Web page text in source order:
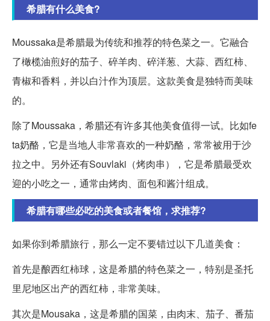
希腊有什么美食?
Moussaka是希腊最为传统和推荐的特色菜之一。它融合
了橄榄油煎好的茄子、碎羊肉、碎洋葱、大蒜、西红柿、
青椒和香料，并以白汁作为顶层。这款美食是独特而美味
的。
除了Moussaka，希腊还有许多其他美食值得一试。比如fe
ta奶酪，它是当地人非常喜欢的一种奶酪，常常被用于沙
拉之中。另外还有Souvlaki（烤肉串），它是希腊最受欢
迎的小吃之一，通常由烤肉、面包和酱汁组成。
希腊有哪些必吃的美食或者餐馆，求推荐?
如果你到希腊旅行，那么一定不要错过以下几道美食：
首先是酿西红柿球，这是希腊的特色菜之一，特别是圣托
里尼地区出产的西红柿，非常美味。
其次是Mousaka，这是希腊的国菜，由肉末、茄子、番茄